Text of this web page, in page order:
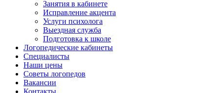
Занятия в кабинете
Исправление акцента
Услуги психолога
Выездная служба
Подготовка к школе
Логопедические кабинеты
Специалисты
Наши цены
Советы логопедов
Вакансии
Контакты